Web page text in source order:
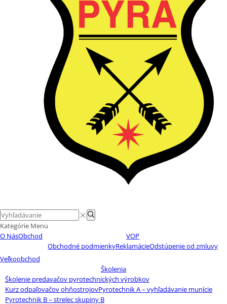
Search
input
Search
Kategórie Menu
O NásObchod
VOP
Obchodné podmienkyReklamácieOdstúpenie od zmluvy
Veľkoobchod
Školenia
Školenie predavačov pyrotechnických výrobkov
Kurz odpaľovačov ohňostrojovPyrotechnik A – vyhľadávanie munície
Pyrotechnik B – strelec skupiny B